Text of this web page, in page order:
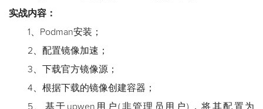
实战内容：
1、Podman安装；
2、配置镜像加速；
3、下载官方镜像源；
4、根据下载的镜像创建容器；
5、基于upwen用户(非管理员用户)，将其配置为